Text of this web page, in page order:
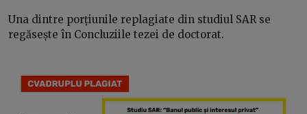
Una dintre porțiunile replagiate din studiul SAR se
regăsește în Concluziile tezei de doctorat.